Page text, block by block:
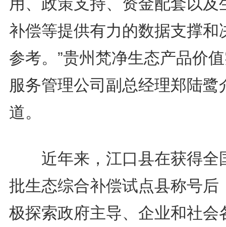
补偿等提供有力的数据支撑和
参考。”贵州梵净生态产品价
服务管理公司副总经理郑陆鹭
道。
近年来，江口县在获得全
批生态综合补偿试点县称号后
极探索政府主导、企业和社会